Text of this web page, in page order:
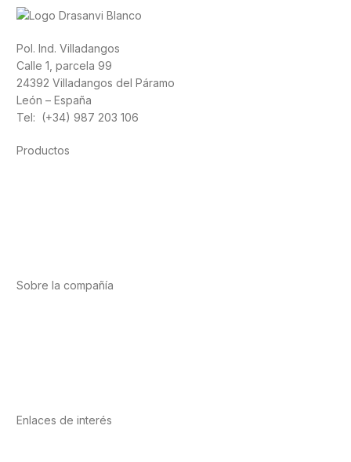
Pol. Ind. Villadangos
Calle 1, parcela 99
24392 Villadangos del Páramo
León – España
Tel: (+34) 987 203 106
Productos
Sobre la compañía
Enlaces de interés